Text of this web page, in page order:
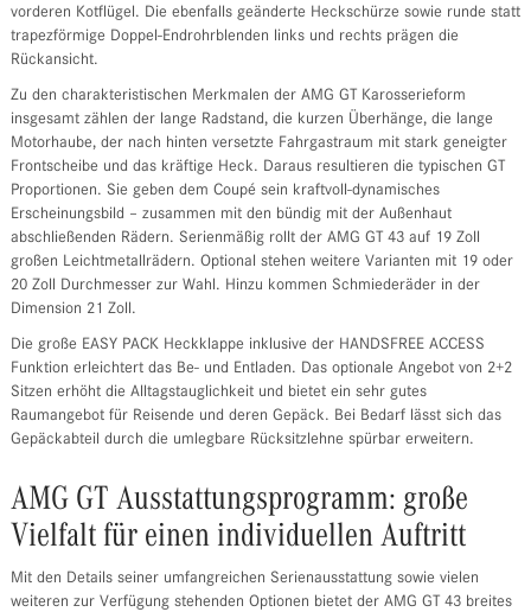
vorderen Kotflügel. Die ebenfalls geänderte Heckschürze sowie runde statt
trapezförmige Doppel-Endrohrblenden links und rechts prägen die
Rückansicht.
Zu den charakteristischen Merkmalen der AMG GT Karosserieform
insgesamt zählen der lange Radstand, die kurzen Überhänge, die lange
Motorhaube, der nach hinten versetzte Fahrgastraum mit stark geneigter
Frontscheibe und das kräftige Heck. Daraus resultieren die typischen GT
Proportionen. Sie geben dem Coupé sein kraftvoll-dynamisches
Erscheinungsbild – zusammen mit den bündig mit der Außenhaut
abschließenden Rädern. Serienmäßig rollt der AMG GT 43 auf 19 Zoll
großen Leichtmetallrädern. Optional stehen weitere Varianten mit 19 oder
20 Zoll Durchmesser zur Wahl. Hinzu kommen Schmiederäder in der
Dimension 21 Zoll.
Die große EASY PACK Heckklappe inklusive der HANDSFREE ACCESS
Funktion erleichtert das Be- und Entladen. Das optionale Angebot von 2+2
Sitzen erhöht die Alltagstauglichkeit und bietet ein sehr gutes
Raumangebot für Reisende und deren Gepäck. Bei Bedarf lässt sich das
Gepäckabteil durch die umlegbare Rücksitzlehne spürbar erweitern.
AMG GT Ausstattungsprogramm: große
Vielfalt für einen individuellen Auftritt
Mit den Details seiner umfangreichen Serienausstattung sowie vielen
weiteren zur Verfügung stehenden Optionen bietet der AMG GT 43 breites